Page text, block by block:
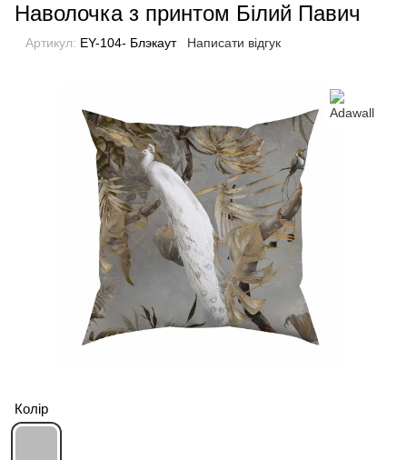
Наволочка з принтом Білий Павич
Артикул: EY-104- Блэкаут Написати відгук
Колір